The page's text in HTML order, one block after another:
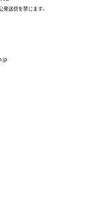
衆送信を禁じます。